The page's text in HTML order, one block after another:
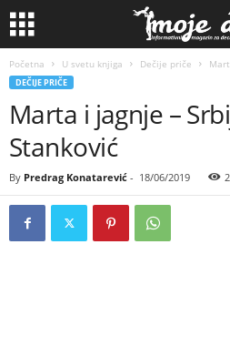
Početna U svetu knjiga Dečije priče
DEČIJE PRIČE
Marta i jagnje –
Stanković
By Predrag Konatarević - 18/06/2019